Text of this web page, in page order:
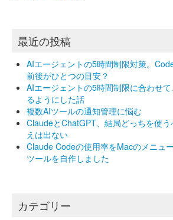
最近の投稿
AIエージェントの5時間制限対策。
前後がひとつの目安？
AIエージェントの5時間制限に合わせ
るようにした話
複数AIツールの通知管理に悩む
ClaudeとChatGPT、結局どっちを使
えは出ない
Claude Codeの使用率をMacのメニュ
ツールを自作しました
カテゴリー